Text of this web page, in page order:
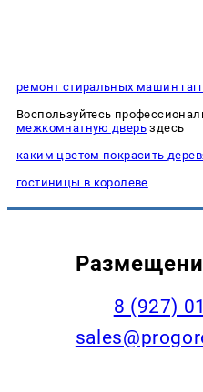
ремонт стиральных машин
Воспользуйтесь
межкомнатную дверь здесь
каким цветом покрасить
гостиницы в королеве
8 (927)